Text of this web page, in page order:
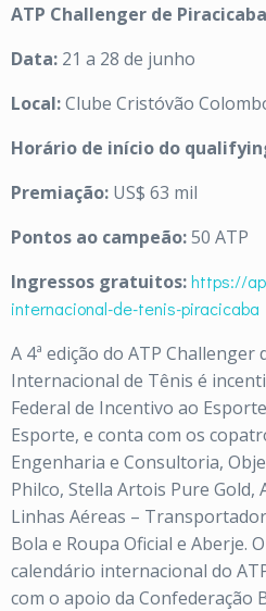
ATP Challenger de
Data: 21 a 28 de junho
Local:Clube Cristóvão
Horário de início do
Premiação: US$ 63 mil
Pontos ao campeão:50 ATP
Ingressos gratuitos:https://
internacional-de-tenis-piracicaba
A 4ª edição do ATP Challenger
Internacional de Tênis é
Federal de Incentivo ao
Esporte, e conta com os
Engenharia e Consultoria,
Philco, Stella Artois Pure Gold,
Linhas Aéreas –
Bola e Roupa Oficial e Aberje.
calendário internacional do
com o apoio da Confederação